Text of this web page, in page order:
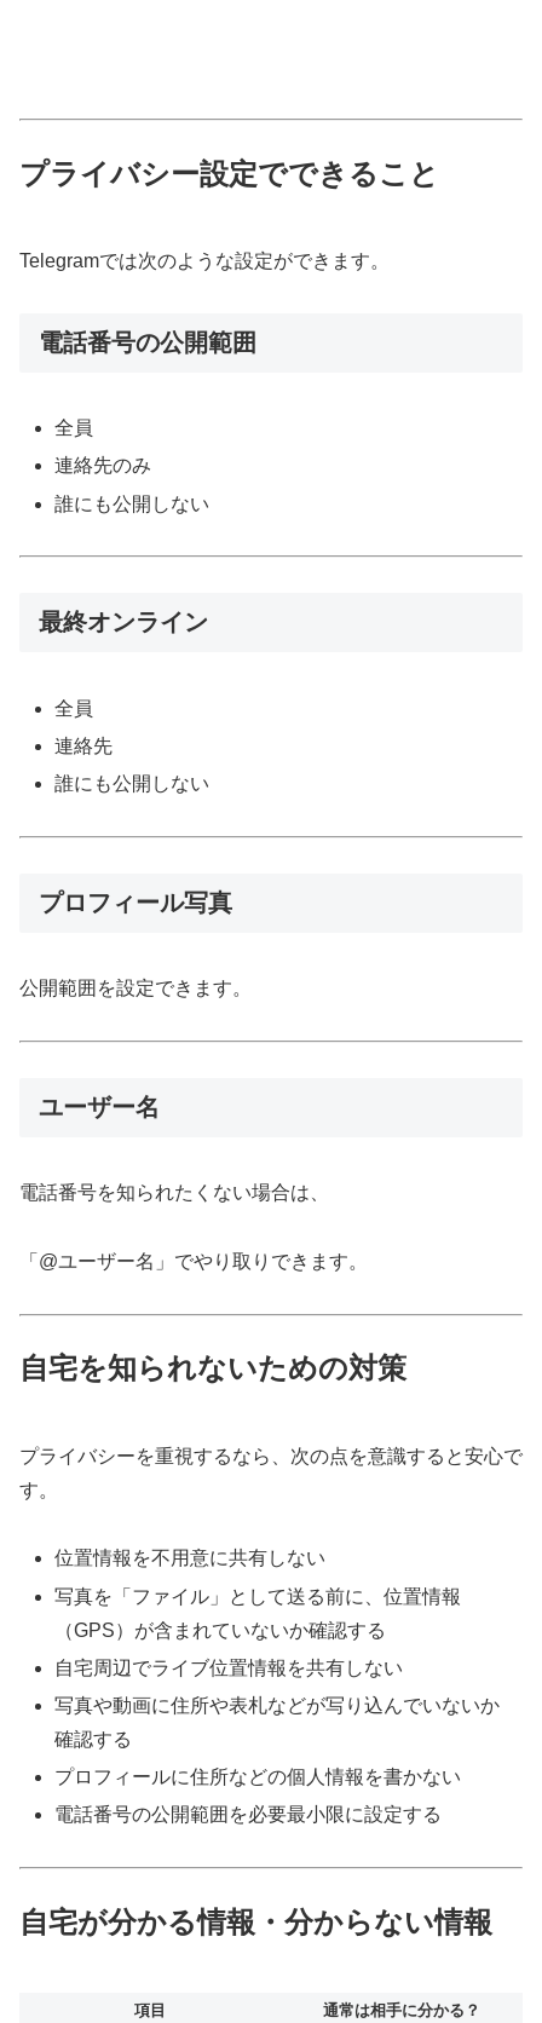
プライバシー設定でできること
Telegramでは次のような設定ができます。
電話番号の公開範囲
全員
連絡先のみ
誰にも公開しない
最終オンライン
全員
連絡先
誰にも公開しない
プロフィール写真
公開範囲を設定できます。
ユーザー名
電話番号を知られたくない場合は、
「@ユーザー名」でやり取りできます。
自宅を知られないための対策
プライバシーを重視するなら、次の点を意識すると安心で
す。
位置情報を不用意に共有しない
写真を「ファイル」として送る前に、位置情報
（GPS）が含まれていないか確認する
自宅周辺でライブ位置情報を共有しない
写真や動画に住所や表札などが写り込んでいないか
確認する
プロフィールに住所などの個人情報を書かない
電話番号の公開範囲を必要最小限に設定する
自宅が分かる情報・分からない情報
項目
通常は相手に分かる？